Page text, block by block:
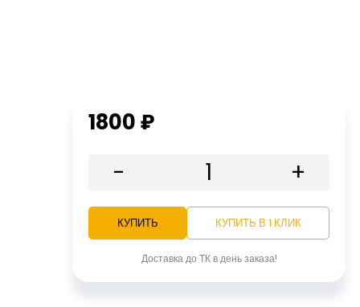
1800 ₽
- +
КУПИТЬ КУПИТЬ В 1 КЛИК
Доставка до ТК в день заказа!